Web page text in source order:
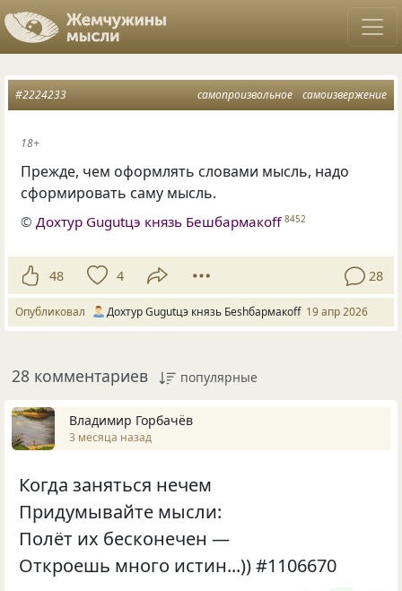
самопроизвольное самоизвержение
#2224233
18+
Прежде, чем оформлять словами мысль, надо
сформировать саму мысль.
©Дохтур Gugutцэ князь Бешбармакоff 8452
48 4 28
Опубликовал Дохтур Gugutцэ князь Беshбармакоff 19 апр 2026
28 комментариев популярные
Владимир Горбачёв
3 месяца назад
Когда заняться нечем
Придумывайте мысли:
Полёт их бесконечен —
Откроешь много истин...)) #1106670